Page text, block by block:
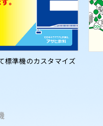
標準機のカスタマイズ